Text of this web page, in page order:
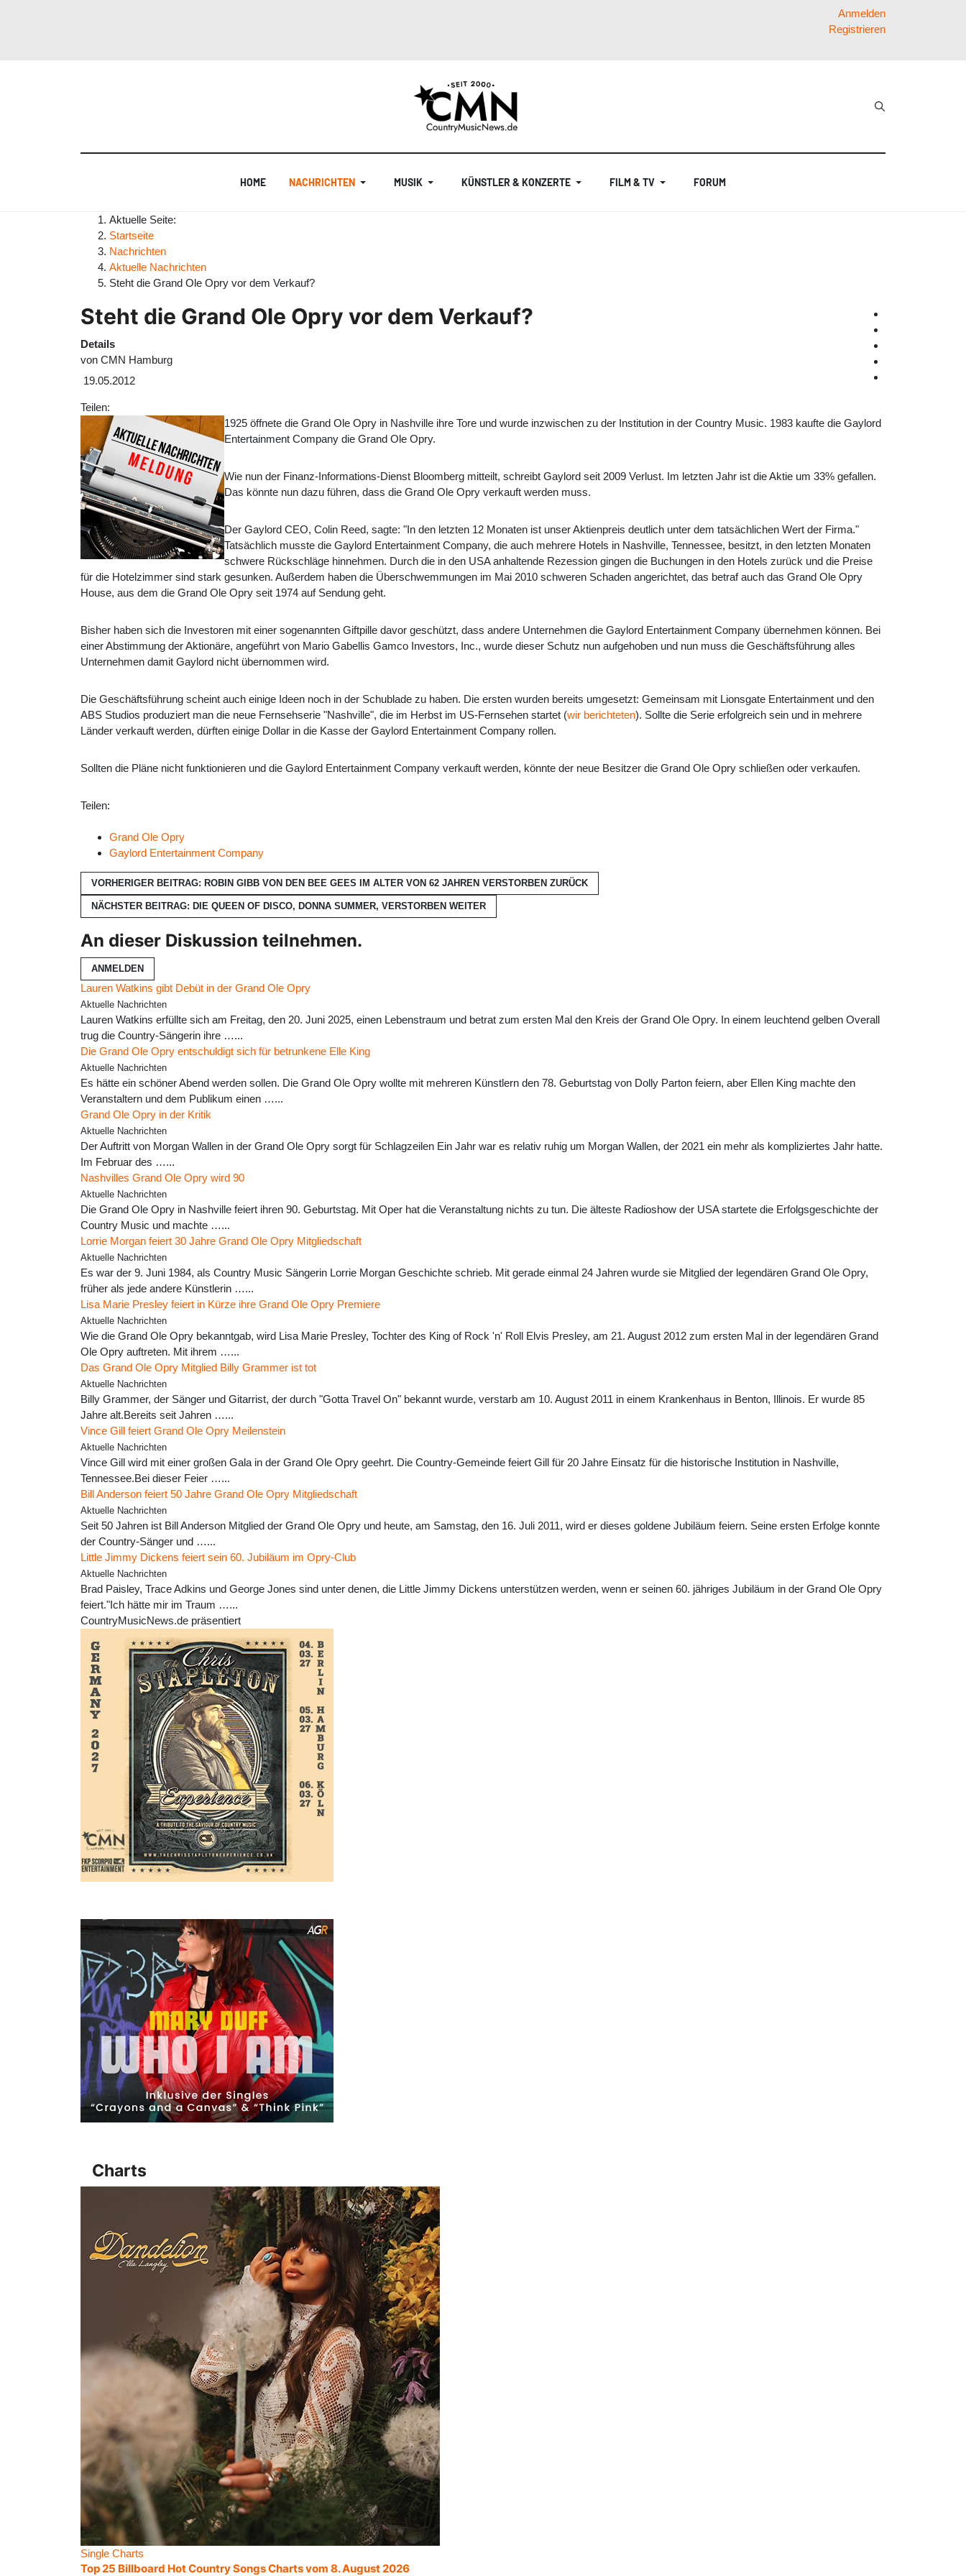
Anmelden
Registrieren
HOME NACHRICHTEN MUSIK KÜNSTLER & KONZERTE FILM & TV FORUM
Aktuelle Seite:
Startseite
Nachrichten
Aktuelle Nachrichten
Steht die Grand Ole Opry vor dem Verkauf?
Steht die Grand Ole Opry vor dem Verkauf?
Details
von CMN Hamburg
19.05.2012
Teilen:
1925 öffnete die Grand Ole Opry in Nashville ihre Tore und wurde inzwischen zu der Institution in der Country Music. 1983 kaufte die Gaylord
Entertainment Company die Grand Ole Opry.
Wie nun der Finanz-Informations-Dienst Bloomberg mitteilt, schreibt Gaylord seit 2009 Verlust. Im letzten Jahr ist die Aktie um 33% gefallen.
Das könnte nun dazu führen, dass die Grand Ole Opry verkauft werden muss.
Der Gaylord CEO, Colin Reed, sagte: "In den letzten 12 Monaten ist unser Aktienpreis deutlich unter dem tatsächlichen Wert der Firma."
Tatsächlich musste die Gaylord Entertainment Company, die auch mehrere Hotels in Nashville, Tennessee, besitzt, in den letzten Monaten
schwere Rückschläge hinnehmen. Durch die in den USA anhaltende Rezession gingen die Buchungen in den Hotels zurück und die Preise
für die Hotelzimmer sind stark gesunken. Außerdem haben die Überschwemmungen im Mai 2010 schweren Schaden angerichtet, das betraf auch das Grand Ole Opry
House, aus dem die Grand Ole Opry seit 1974 auf Sendung geht.
Bisher haben sich die Investoren mit einer sogenannten Giftpille davor geschützt, dass andere Unternehmen die Gaylord Entertainment Company übernehmen können. Bei
einer Abstimmung der Aktionäre, angeführt von Mario Gabellis Gamco Investors, Inc., wurde dieser Schutz nun aufgehoben und nun muss die Geschäftsführung alles
Unternehmen damit Gaylord nicht übernommen wird.
Die Geschäftsführung scheint auch einige Ideen noch in der Schublade zu haben. Die ersten wurden bereits umgesetzt: Gemeinsam mit Lionsgate Entertainment und den
ABS Studios produziert man die neue Fernsehserie "Nashville", die im Herbst im US-Fernsehen startet (wir berichteten). Sollte die Serie erfolgreich sein und in mehrere
Länder verkauft werden, dürften einige Dollar in die Kasse der Gaylord Entertainment Company rollen.
Sollten die Pläne nicht funktionieren und die Gaylord Entertainment Company verkauft werden, könnte der neue Besitzer die Grand Ole Opry schließen oder verkaufen.
Teilen:
Grand Ole Opry
Gaylord Entertainment Company
VORHERIGER BEITRAG: ROBIN GIBB VON DEN BEE GEES IM ALTER VON 62 JAHREN VERSTORBEN ZURÜCK
NÄCHSTER BEITRAG: DIE QUEEN OF DISCO, DONNA SUMMER, VERSTORBEN WEITER
An dieser Diskussion teilnehmen.
ANMELDEN
Lauren Watkins gibt Debüt in der Grand Ole Opry
Aktuelle Nachrichten
Lauren Watkins erfüllte sich am Freitag, den 20. Juni 2025, einen Lebenstraum und betrat zum ersten Mal den Kreis der Grand Ole Opry. In einem leuchtend gelben Overall
trug die Country-Sängerin ihre …...
Die Grand Ole Opry entschuldigt sich für betrunkene Elle King
Aktuelle Nachrichten
Es hätte ein schöner Abend werden sollen. Die Grand Ole Opry wollte mit mehreren Künstlern den 78. Geburtstag von Dolly Parton feiern, aber Ellen King machte den
Veranstaltern und dem Publikum einen …...
Grand Ole Opry in der Kritik
Aktuelle Nachrichten
Der Auftritt von Morgan Wallen in der Grand Ole Opry sorgt für Schlagzeilen Ein Jahr war es relativ ruhig um Morgan Wallen, der 2021 ein mehr als kompliziertes Jahr hatte.
Im Februar des …...
Nashvilles Grand Ole Opry wird 90
Aktuelle Nachrichten
Die Grand Ole Opry in Nashville feiert ihren 90. Geburtstag. Mit Oper hat die Veranstaltung nichts zu tun. Die älteste Radioshow der USA startete die Erfolgsgeschichte der
Country Music und machte …...
Lorrie Morgan feiert 30 Jahre Grand Ole Opry Mitgliedschaft
Aktuelle Nachrichten
Es war der 9. Juni 1984, als Country Music Sängerin Lorrie Morgan Geschichte schrieb. Mit gerade einmal 24 Jahren wurde sie Mitglied der legendären Grand Ole Opry,
früher als jede andere Künstlerin …...
Lisa Marie Presley feiert in Kürze ihre Grand Ole Opry Premiere
Aktuelle Nachrichten
Wie die Grand Ole Opry bekanntgab, wird Lisa Marie Presley, Tochter des King of Rock 'n' Roll Elvis Presley, am 21. August 2012 zum ersten Mal in der legendären Grand
Ole Opry auftreten. Mit ihrem …...
Das Grand Ole Opry Mitglied Billy Grammer ist tot
Aktuelle Nachrichten
Billy Grammer, der Sänger und Gitarrist, der durch "Gotta Travel On" bekannt wurde, verstarb am 10. August 2011 in einem Krankenhaus in Benton, Illinois. Er wurde 85
Jahre alt.Bereits seit Jahren …...
Vince Gill feiert Grand Ole Opry Meilenstein
Aktuelle Nachrichten
Vince Gill wird mit einer großen Gala in der Grand Ole Opry geehrt. Die Country-Gemeinde feiert Gill für 20 Jahre Einsatz für die historische Institution in Nashville,
Tennessee.Bei dieser Feier …...
Bill Anderson feiert 50 Jahre Grand Ole Opry Mitgliedschaft
Aktuelle Nachrichten
Seit 50 Jahren ist Bill Anderson Mitglied der Grand Ole Opry und heute, am Samstag, den 16. Juli 2011, wird er dieses goldene Jubiläum feiern. Seine ersten Erfolge konnte
der Country-Sänger und …...
Little Jimmy Dickens feiert sein 60. Jubiläum im Opry-Club
Aktuelle Nachrichten
Brad Paisley, Trace Adkins und George Jones sind unter denen, die Little Jimmy Dickens unterstützen werden, wenn er seinen 60. jähriges Jubiläum in der Grand Ole Opry
feiert."Ich hätte mir im Traum …...
CountryMusicNews.de präsentiert
Charts
Single Charts
Top 25 Billboard Hot Country Songs Charts vom 8. August 2026